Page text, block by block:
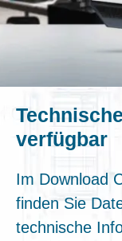
verfügbar
Im Download
finden Sie
technische